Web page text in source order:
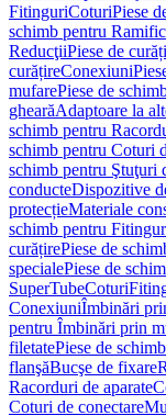
FitinguriCoturiPiese
schimb pentru
ReducţiiPiese de
curățireConexiuni
mufarePiese de
ghearăAdaptoare la
schimb pentru
schimb pentru Coturi
schimb pentru Ştuţuri
conducteDispozitive
protecțieMateriale
schimb pentru
curățirePiese de
specialePiese de
SuperTubeCoturi
ConexiuniÎmbinări
pentru Îmbinări prin
filetatePiese de
flanşăBucşe de fixare
Racorduri de aparate
Coturi de conectare